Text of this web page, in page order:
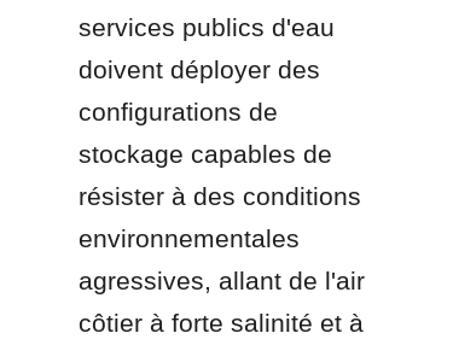
services publics d'eau
doivent déployer des
configurations de
stockage capables de
résister à des conditions
environnementales
agressives, allant de l'air
côtier à forte salinité et à